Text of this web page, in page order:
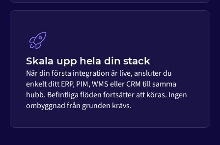
Skala upp hela din stack
När din första integration är live, ansluter du
enkelt ditt ERP, PIM, WMS eller CRM till samma
hubb. Befintliga flöden fortsätter att köras. Ingen
ombyggnad från grunden krävs.